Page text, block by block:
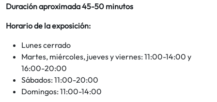
Duración aproximada 45-50 minutos
Horario de la exposición:
Lunes cerrado
Martes, miércoles, jueves y viernes: 11:00-14:00 y
16:00-20:00
Sábados: 11:00-20:00
Domingos: 11:00-14:00